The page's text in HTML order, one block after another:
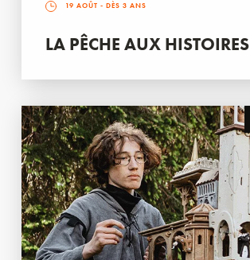
19 AOÛT - DÈS 3 ANS
LA PÊCHE AUX HISTOIRES